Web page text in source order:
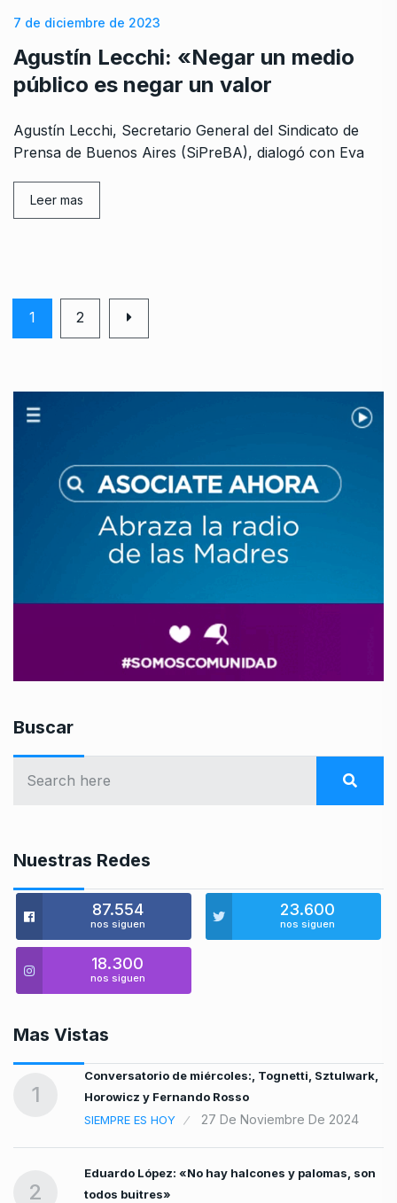
7 de diciembre de 2023
Agustín Lecchi: «Negar un medio
público es negar un valor
Agustín Lecchi, Secretario General del Sindicato de
Prensa de Buenos Aires (SiPreBA), dialogó con Eva
Leer mas
1 2
Buscar
Nuestras Redes
87.554
nos siguen
23.600
nos siguen
18.300
nos siguen
Mas Vistas
1
Conversatorio de miércoles:, Tognetti, Sztulwark,
Horowicz y Fernando Rosso
SIEMPRE ES HOY
27 De Noviembre De 2024
2
Eduardo López: «No hay halcones y palomas, son
todos buitres»